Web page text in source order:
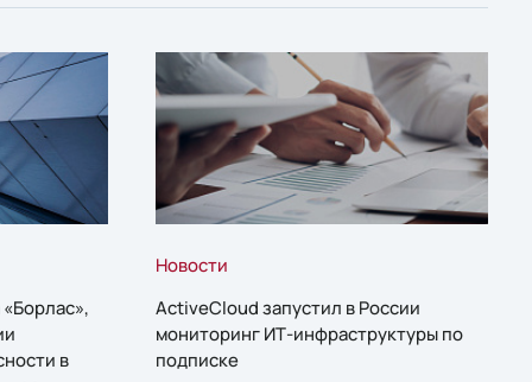
в
Новости
ActiveCloud запустил в России
мониторинг ИТ-инфраструктуры по
подписке